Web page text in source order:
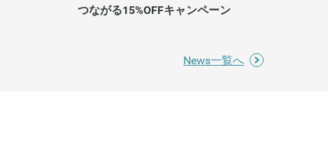
つながる15%OFFキャンペーン
News一覧へ